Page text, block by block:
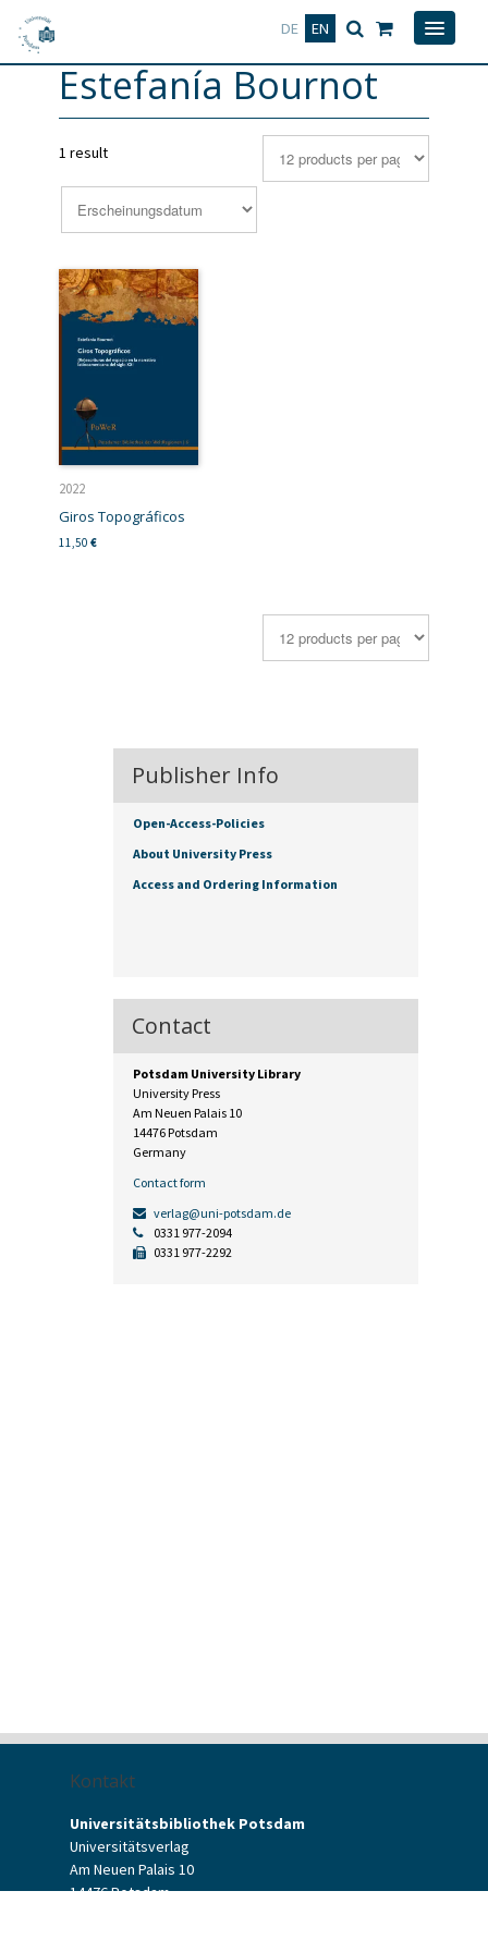
DE EN
Deutsch
Estefanía Bournot
1 result
2022
Giros Topográficos
11,50 €
Publisher Info
Open-Access-Policies
About University Press
Access and Ordering Information
Contact
Potsdam University Library
University Press
Am Neuen Palais 10
14476 Potsdam
Germany
Contact form
verlag@uni-potsdam.de
0331 977-2094
0331 977-2292
Kontakt
Universitätsbibliothek Potsdam
Universitätsverlag
Am Neuen Palais 10
14476 Potsdam